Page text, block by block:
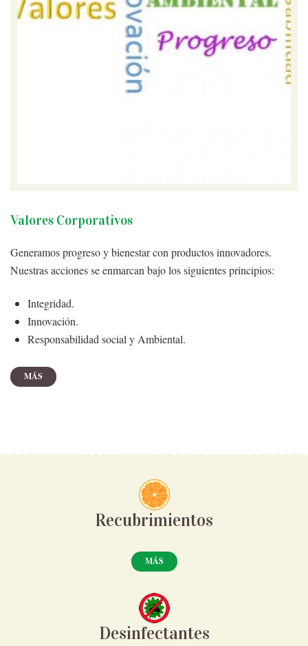
Valores Corporativos
Generamos progreso y bienestar con productos innovadores.
Nuestras acciones se enmarcan bajo los siguientes principios:
Integridad.
Innovación.
Responsabilidad social y Ambiental.
MÁS
Recubrimientos
MÁS
Desinfectantes